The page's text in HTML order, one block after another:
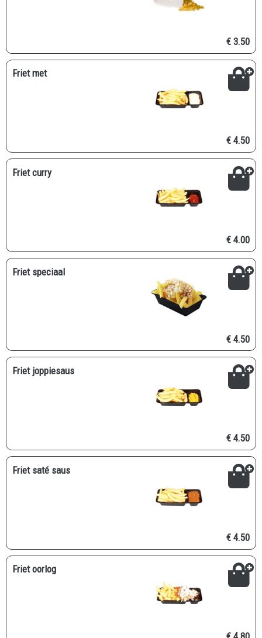
€ 3.50
Friet met
€ 4.50
Friet curry
€ 4.00
Friet speciaal
€ 4.50
Friet joppiesaus
€ 4.50
Friet saté saus
€ 4.50
Friet oorlog